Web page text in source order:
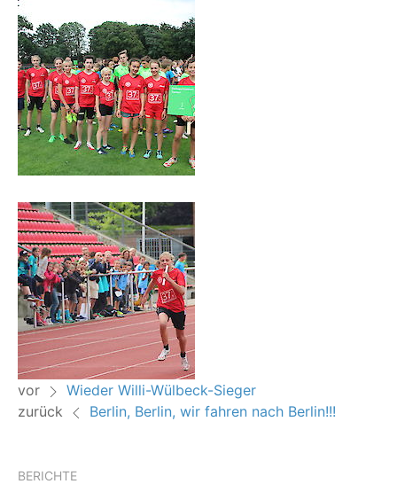
vor
Wieder Willi-Wülbeck-Sieger
zurück
Berlin, Berlin, wir fahren nach Berlin!!!
BERICHTE